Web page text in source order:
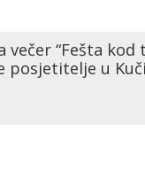
večer “Fešta kod
posjetitelje u